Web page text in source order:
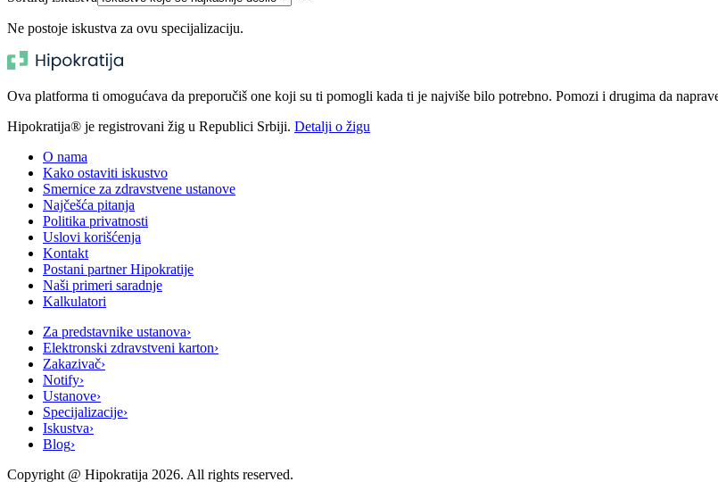
Ne postoje iskustva za ovu specijalizaciju.
Ova platforma ti omogućava da preporučiš one koji su ti pomogli kada ti je najviše bilo potrebno. Pomozi i drugima da
Hipokratija® je registrovani žig u Republici Srbiji. Detalji o žigu
O nama
Kako ostaviti iskustvo
Smernice za zdravstvene ustanove
Najčešća pitanja
Politika privatnosti
Uslovi korišćenja
Kontakt
Postani partner Hipokratije
Naši primeri saradnje
Kalkulatori
Za predstavnike ustanova›
Elektronski zdravstveni karton›
Zakazivač›
Notify›
Ustanove›
Specijalizacije›
Iskustva›
Blog›
Copyright @ Hipokratija 2026. All rights reserved.